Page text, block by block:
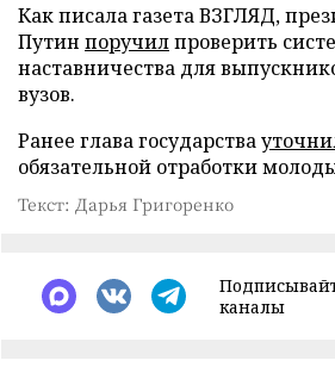
Как писала газета ВЗГЛЯД,
Путин поручилпроверить
наставничества для
вузов.
Ранее глава государства
обязательной отработки
Текст: Дарья Григоренко
каналы